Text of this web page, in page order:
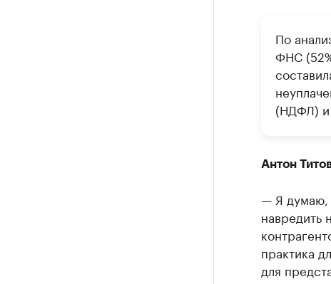
По
ФНС
(НДФЛ) и
Антон
— Я думаю,
навредить
практика
для